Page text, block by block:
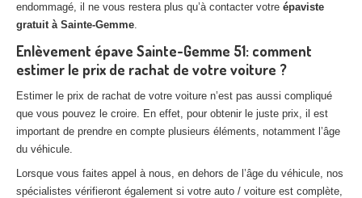
endommagé, il ne vous restera plus qu’à contacter votre épaviste
gratuit à Sainte-Gemme.
Enlèvement épave Sainte-Gemme 51: comment
estimer le prix de rachat de votre voiture ?
Estimer le prix de rachat de votre voiture n’est pas aussi compliqué
que vous pouvez le croire. En effet, pour obtenir le juste prix, il est
important de prendre en compte plusieurs éléments, notamment l’âge
du véhicule.
Lorsque vous faites appel à nous, en dehors de l’âge du véhicule, nos
spécialistes vérifieront également si votre auto / voiture est complète,